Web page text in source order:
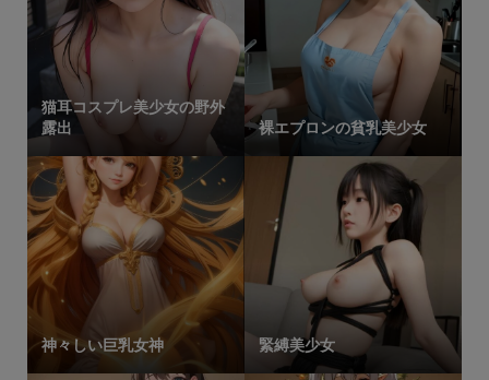
猫耳コスプレ美少女の野外
露出
裸エプロンの貧乳美少女
神々しい巨乳女神 緊縛美少女